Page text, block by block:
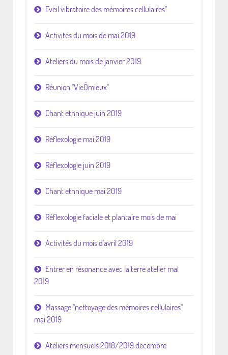
Eveil vibratoire des mémoires cellulaires"
Activités du mois de mai 2019
Ateliers du mois de janvier 2019
Réunion "VieÔmieux"
Chant ethnique juin 2019
Réflexologie mai 2019
Réflexologie juin 2019
Chant ethnique mai 2019
Réflexologie faciale et plantaire mois de mai
Activités du mois d'avril 2019
Entrer en résonance avec la terre atelier mai
2019
Massage "nettoyage des mémoires cellulaires"
mai 2019
Ateliers mensuels 2018/2019 décembre